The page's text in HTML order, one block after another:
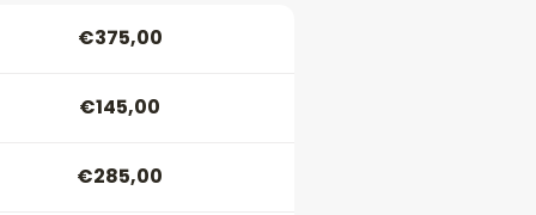
€375,00
€145,00
€285,00